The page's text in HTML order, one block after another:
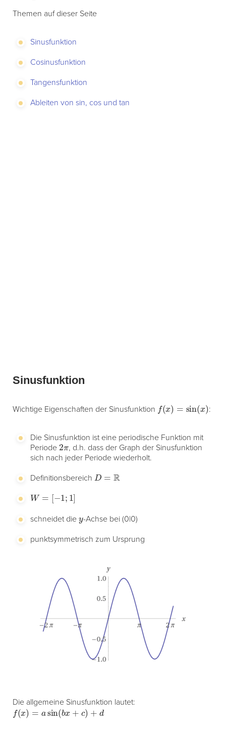
Themen auf dieser Seite
Sinusfunktion
Cosinusfunktion
Tangensfunktion
Ableiten von sin, cos und tan
Sinusfunktion
Wichtige Eigenschaften der Sinusfunktion (x =sin ) :
Die Sinusfunktion ist eine periodische Funktion mit
Periode 2π, d.h. dass der Graph der Sinusfunktion
sich nach jeder Periode wiederholt.
Definitionsbereich D=
W= ;
schneidet die
-Achse bei (0|0)
punktsymmetrisch zum Ursprung
Die allgemeine Sinusfunktion lautet:
f(x)=asin(bx+c) +d